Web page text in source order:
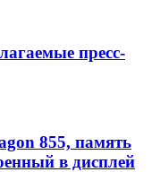
пресс-
855, память
в дисплей